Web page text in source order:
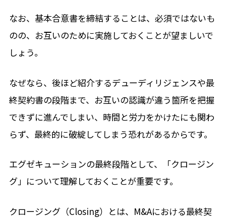
なお、基本合意書を締結することは、必須ではないも
のの、お互いのために実施しておくことが望ましいで
しょう。
なぜなら、後ほど紹介するデューディリジェンスや最
終契約書の段階まで、お互いの認識が違う箇所を把握
できずに進んでしまい、時間と労力をかけたにも関わ
らず、最終的に破綻してしまう恐れがあるからです。
エグゼキューションの最終段階として、「クロージン
グ」について理解しておくことが重要です。
クロージング（Closing）とは、M&Aにおける最終契